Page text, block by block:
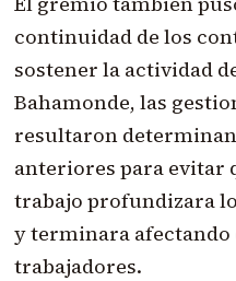
continuidad de los
sostener la actividad
Bahamonde, las
resultaron
anteriores para evitar
trabajo profundizara
y terminara
trabajadores.